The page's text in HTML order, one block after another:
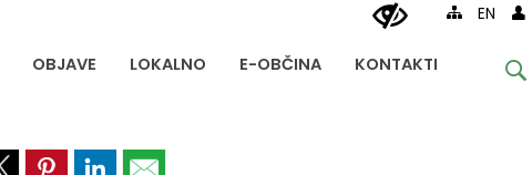
EN
OBJAVE LOKALNO E-OBČINA KONTAKTI